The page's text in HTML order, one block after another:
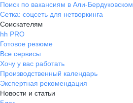
Поиск по вакансиям в Али-Бердуковском
Сетка: соцсеть для нетворкинга
Соискателям
hh PRO
Готовое резюме
Все сервисы
Хочу у вас работать
Производственный календарь
Экспертная рекомендация
Новости и статьи